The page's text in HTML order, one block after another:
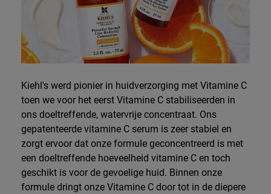
Kiehl's werd pionier in huidverzorging met Vitamine C
toen we voor het eerst Vitamine C stabiliseerden in
ons doeltreffende, watervrije concentraat. Ons
gepatenteerde vitamine C serum is zeer stabiel en
zorgt ervoor dat onze formule geconcentreerd is met
een doeltreffende hoeveelheid vitamine C en toch
geschikt is voor de gevoelige huid. Binnen onze
formule dringt onze Vitamine C door tot in de diepere